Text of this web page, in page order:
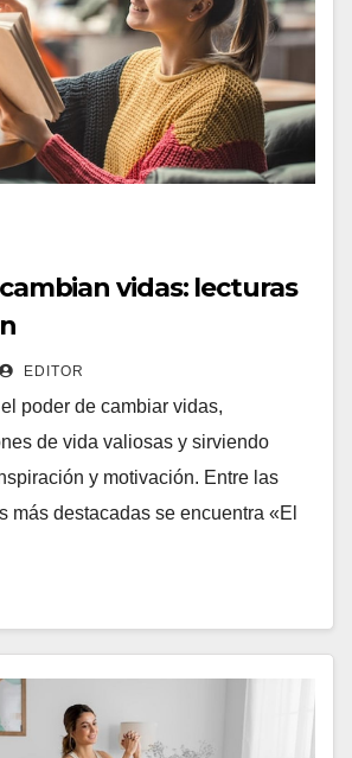
vidas: lecturas
EDITOR
poder de cambiar vidas,
de vida valiosas y sirviendo
y motivación. Entre las
más destacadas se encuentra «El